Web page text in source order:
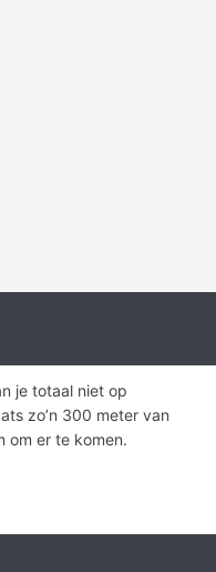
je totaal niet op
zo’n 300 meter van
om er te komen.